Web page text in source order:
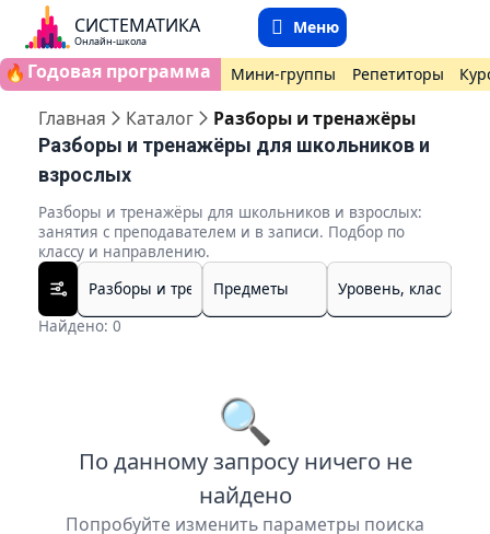
СИСТЕМАТИКА
Онлайн-школа
Меню
🔥 Годовая программа Мини-группы Репетиторы
Главная Каталог Разборы и тренажёры
Разборы и тренажёры для школьников и
взрослых
Разборы и тренажёры для школьников и взрослых:
занятия с преподавателем и в записи. Подбор по
классу и направлению.
Найдено: 0
🔍
По данному запросу ничего не
найдено
Попробуйте изменить параметры поиска